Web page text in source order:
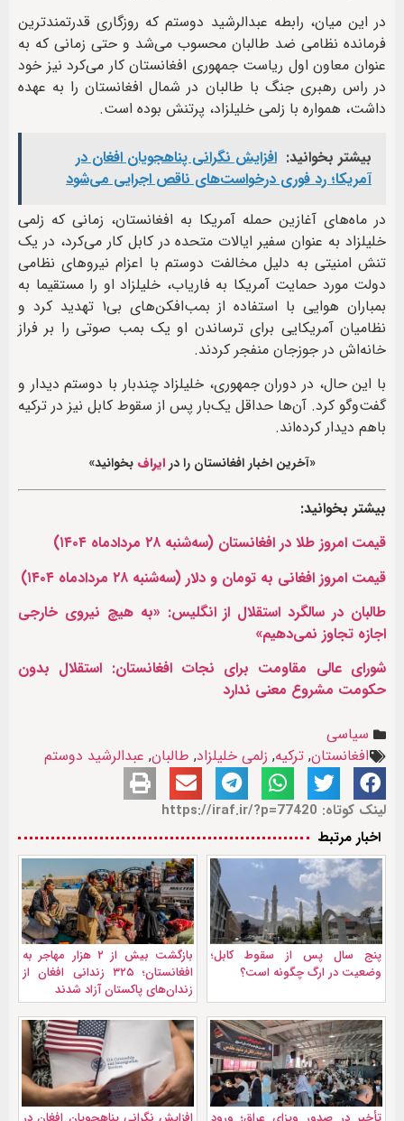
در این میان، رابطه عبدالرشید دوستم که روزگاری قدرتمندترین
فرمانده نظامی ضد طالبان محسوب می‌شد و حتی زمانی که به
عنوان معاون اول ریاست جمهوری افغانستان کار می‌کرد نیز خود
در راس رهبری جنگ با طالبان در شمال افغانستان را به عهده
داشت، همواره با زلمی خلیلزاد، پرتنش بوده است.
بیشتر بخوانید: افزایش نگرانی پناهجویان افغان در
آمریکا؛ رد فوری درخواست‌های ناقص اجرایی می‌شود
در ماه‌های آغازین حمله آمریکا به افغانستان، زمانی که زلمی
خلیلزاد به عنوان سفیر ایالات متحده در کابل کار می‌کرد، در یک
تنش امنیتی به دلیل مخالفت دوستم با اعزام نیروهای نظامی
دولت مورد حمایت آمریکا به فاریاب، خلیلزاد او را مستقیما به
بمباران هوایی با استفاده از بمب‌افکن‌های بی‌۱ تهدید کرد و
نظامیان آمریکایی برای ترساندن او یک بمب صوتی را بر فراز
خانه‌اش در جوزجان منفجر کردند.
با این حال، در دوران جمهوری، خلیلزاد چندبار با دوستم دیدار و
گفت‌وگو کرد. آن‌ها حداقل یک‌بار پس از سقوط کابل نیز در ترکیه
باهم دیدار کرده‌اند‌.
«آخرین اخبار افغانستان را در ایراف بخوانید»
بیشتر بخوانید:
قیمت امروز طلا در افغانستان (سه‌شنبه ۲۸ مردادماه ۱۴۰۴)
قیمت امروز افغانی به تومان و دلار (‌سه‌شنبه ۲۸ مردادماه ۱۴۰۴)
طالبان در سالگرد استقلال از انگلیس: «به هیچ نیروی خارجی
اجازه تجاوز نمی‌دهیم»
شورای عالی مقاومت برای نجات افغانستان: استقلال بدون
حکومت مشروع معنی ندارد
سیاسی
افغانستان, ترکیه, زلمی خلیلزاد, طالبان, عبدالرشید دوستم
لینک کوتاه: https://iraf.ir/?p=77420
اخبار مرتبط
پنج سال پس از سقوط کابل؛
وضعیت در ارگ چگونه است؟
بازگشت بیش از ۲ هزار مهاجر به
افغانستان؛ ۳۲۵ زندانی افغان از
زندان‌های پاکستان آزاد شدند